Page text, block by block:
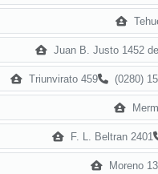
Juan B. Justo 1452
Triunvirato 459 (0280)
F. L. Beltran 2401
Moreno